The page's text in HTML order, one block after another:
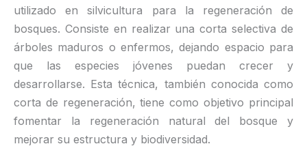
utilizado en silvicultura para la regeneración de
bosques. Consiste en realizar una corta selectiva de
árboles maduros o enfermos, dejando espacio para
que las especies jóvenes puedan crecer y
desarrollarse. Esta técnica, también conocida como
corta de regeneración, tiene como objetivo principal
fomentar la regeneración natural del bosque y
mejorar su estructura y biodiversidad.